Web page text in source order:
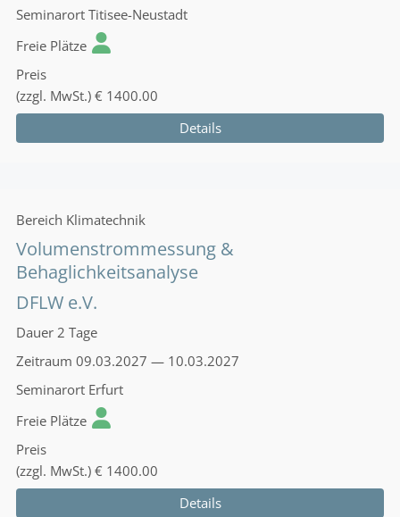
Seminarort Titisee-Neustadt
Freie Plätze
Preis
(zzgl. MwSt.) € 1400.00
Details
Bereich Klimatechnik
Volumenstrommessung &
Behaglichkeitsanalyse
DFLW e.V.
Dauer 2 Tage
Zeitraum 09.03.2027 — 10.03.2027
Seminarort Erfurt
Freie Plätze
Preis
(zzgl. MwSt.) € 1400.00
Details